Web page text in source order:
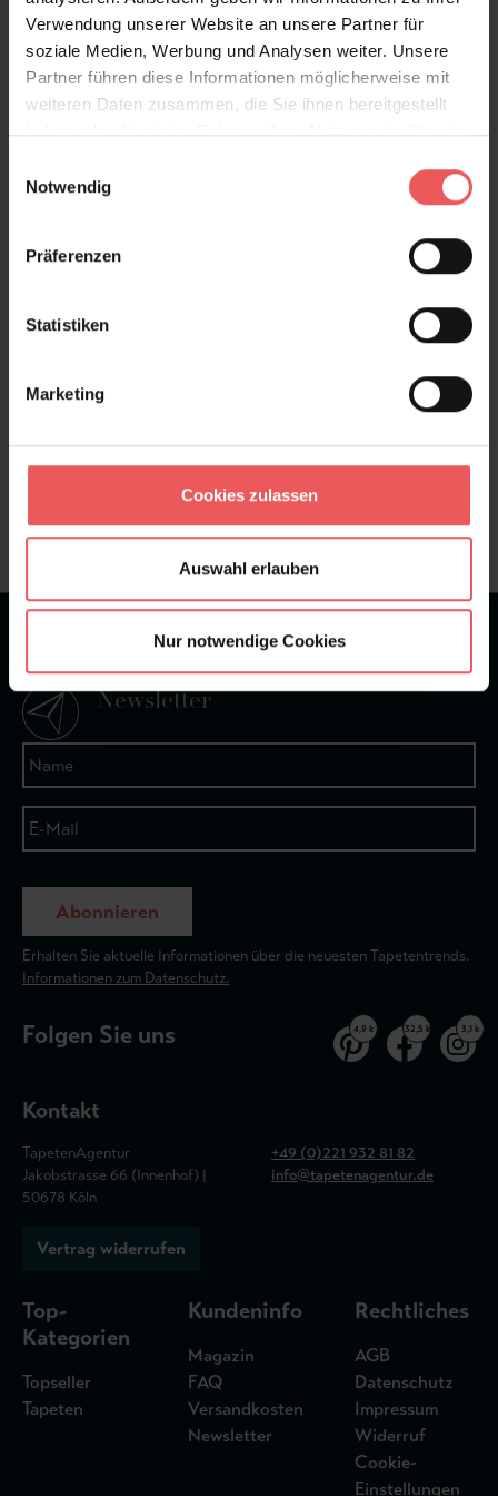
Verwendung unserer Website an unsere Partner für
soziale Medien, Werbung und Analysen weiter. Unsere
Partner führen diese Informationen möglicherweise mit
weiteren Daten zusammen, die Sie ihnen bereitgestellt
haben oder die sie im Rahmen Ihrer Nutzung der Dienste
Notwendig
Präferenzen
Statistiken
Marketing
Cookies zulassen
Auswahl erlauben
Nur notwendige Cookies
eindrucksvolle Akzente und schafft eine besondere
Atmosphäre voller Exotik, Ruhe und natürlicher
Eleganz.
Produktdetails
FAQ
Sie haben Fragen zum Produkt?
+49 (0)221 932 81 82
Bei 1245 Bewertungen
Newsletter
Abonnieren
Erhalten Sie aktuelle Informationen über die neuesten Tapetentrends.
Informationen zum Datenschutz.
Folgen Sie uns 4,9 k 32,5 k 3,1 k
Kontakt
TapetenAgentur
Jakobstrasse 66 (Innenhof) |
50678 Köln
+49 (0)221 932 81 82
info@tapetenagentur.de
Vertrag widerrufen
Top-
Kategorien
Topseller
Tapeten
Kundeninfo
Magazin
FAQ
Versandkosten
Newsletter
Rechtliches
AGB
Datenschutz
Impressum
Widerruf
Cookie-
Einstellungen